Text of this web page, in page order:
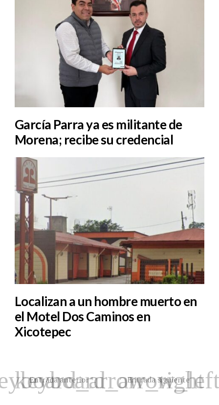
García Parra ya es militante de
Morena; recibe su credencial
Localizan a un hombre muerto en
el Motel Dos Caminos en
Xicotepec
Entrada anterior Entrada siguiente